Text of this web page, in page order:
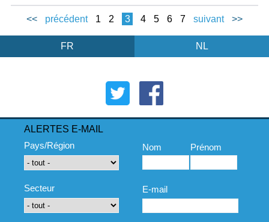
<< précédent 1 2 3 4 5 6 7 suivant >>
FR NL
ALERTES E-MAIL
Pays/Région
Secteur
Nom Prénom
E-mail